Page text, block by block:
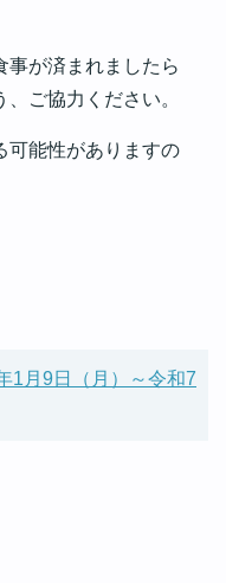
事が済まれましたら
ご協力ください。
可能性がありますの
1月9日（月）～令和7